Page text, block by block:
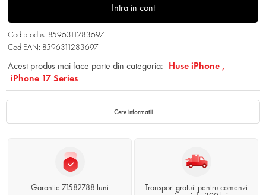
Intra in cont
Cod produs: 8596311283697
Cod EAN: 8596311283697
Acest produs mai face parte din categoria: Huse iPhone ,
iPhone 17 Series
Cere informatii
Garantie 71582788 luni
Transport gratuit pentru comenzi